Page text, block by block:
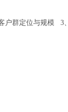
户群定位与规模 3